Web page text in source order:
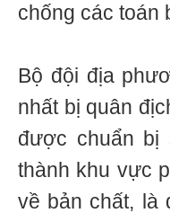
chống các toán
Bộ đội địa
nhất bị quân
được chuẩn bị
thành khu vực
về bản chất, là